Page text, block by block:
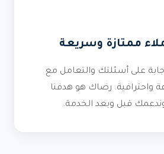
ممتازة وسريعة
على أسئلتك والتعامل مع
واحترافية. رضاك هو هدفنا
قبل وبعد الخدمة.